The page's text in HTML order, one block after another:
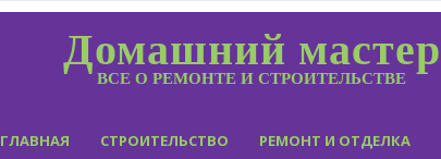
Домашний мастер
ВСЕ О РЕМОНТЕ И СТРОИТЕЛЬСТВЕ
ГЛАВНАЯ СТРОИТЕЛЬСТВО РЕМОНТ И ОТДЕЛКА